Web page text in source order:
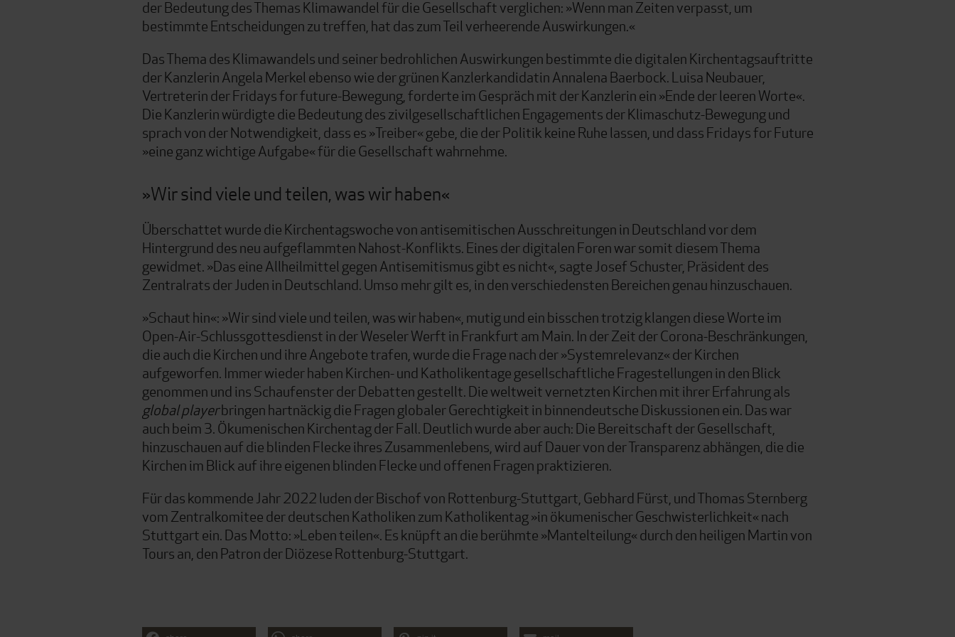
der Bedeutung des Themas Klimawandel für die Gesellschaft verglichen: »Wenn man Zeiten verpasst, um
bestimmte Entscheidungen zu treffen, hat das zum Teil verheerende Auswirkungen.«
Das Thema des Klimawandels und seiner bedrohlichen Auswirkungen bestimmte die digitalen Kirchentagsauftritte
der Kanzlerin Angela Merkel ebenso wie der grünen Kanzlerkandidatin Annalena Baerbock. Luisa Neubauer,
Vertreterin der Fridays for future-Bewegung, forderte im Gespräch mit der Kanzlerin ein »Ende der leeren Worte«.
Die Kanzlerin würdigte die Bedeutung des zivilgesellschaftlichen Engagements der Klimaschutz-Bewegung und
sprach von der Notwendigkeit, dass es »Treiber« gebe, die der Politik keine Ruhe lassen, und dass Fridays for Future
»eine ganz wichtige Aufgabe« für die Gesellschaft wahrnehme.
»Wir sind viele und teilen, was wir haben«
Überschattet wurde die Kirchentagswoche von antisemitischen Ausschreitungen in Deutschland vor dem
Hintergrund des neu aufgeflammten Nahost-Konflikts. Eines der digitalen Foren war somit diesem Thema
gewidmet. »Das eine Allheilmittel gegen Antisemitismus gibt es nicht«, sagte Josef Schuster, Präsident des
Zentralrats der Juden in Deutschland. Umso mehr gilt es, in den verschiedensten Bereichen genau hinzuschauen.
»Schaut hin«: »Wir sind viele und teilen, was wir haben«, mutig und ein bisschen trotzig klangen diese Worte im
Open-Air-Schlussgottesdienst in der Weseler Werft in Frankfurt am Main. In der Zeit der Corona-Beschränkungen,
die auch die Kirchen und ihre Angebote trafen, wurde die Frage nach der »Systemrelevanz« der Kirchen
aufgeworfen. Immer wieder haben Kirchen- und Katholikentage gesellschaftliche Fragestellungen in den Blick
genommen und ins Schaufenster der Debatten gestellt. Die weltweit vernetzten Kirchen mit ihrer Erfahrung als
global playerbringen hartnäckig die Fragen globaler Gerechtigkeit in binnendeutsche Diskussionen ein. Das war
auch beim 3. Ökumenischen Kirchentag der Fall. Deutlich wurde aber auch: Die Bereitschaft der Gesellschaft,
hinzuschauen auf die blinden Flecke ihres Zusammenlebens, wird auf Dauer von der Transparenz abhängen, die die
Kirchen im Blick auf ihre eigenen blinden Flecke und offenen Fragen praktizieren.
Für das kommende Jahr 2022 luden der Bischof von Rottenburg-Stuttgart, Gebhard Fürst, und Thomas Sternberg
vom Zentralkomitee der deutschen Katholiken zum Katholikentag »in ökumenischer Geschwisterlichkeit« nach
Stuttgart ein. Das Motto: »Leben teilen«. Es knüpft an die berühmte »Mantelteilung« durch den heiligen Martin von
Tours an, den Patron der Diözese Rottenburg-Stuttgart.